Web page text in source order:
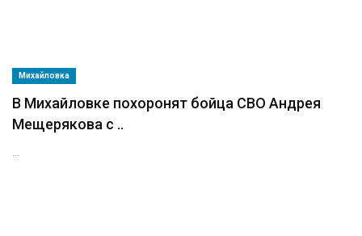
Михайловка
В Михайловке похоронят бойца СВО Андрея
Мещерякова с ..
...